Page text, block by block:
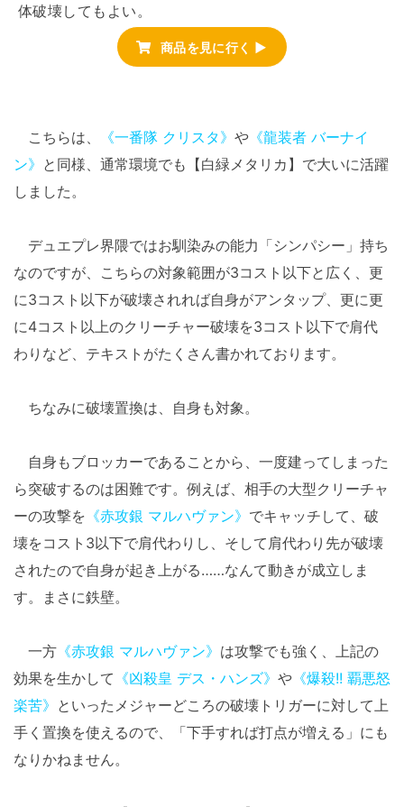
体破壊してもよい。
商品を見に行く ▶
こちらは、 《一番隊 クリスタ》 や 《龍装者 バーナイ
ン》 と同様、通常環境でも【白緑メタリカ】で大いに活躍
しました。
デュエプレ界隈ではお馴染みの能力「シンパシー」持ち
なのですが、こちらの対象範囲が3コスト以下と広く、更
に3コスト以下が破壊されれば自身がアンタップ、更に更
に4コスト以上のクリーチャー破壊を3コスト以下で肩代
わりなど、テキストがたくさん書かれております。
ちなみに破壊置換は、自身も対象。
自身もブロッカーであることから、一度建ってしまった
ら突破するのは困難です。例えば、相手の大型クリーチャ
ーの攻撃を 《赤攻銀 マルハヴァン》 でキャッチして、破
壊をコスト3以下で肩代わりし、そして肩代わり先が破壊
されたので自身が起き上がる……なんて動きが成立しま
す。まさに鉄壁。
一方 《赤攻銀 マルハヴァン》 は攻撃でも強く、上記の
効果を生かして 《凶殺皇 デス・ハンズ》 や 《爆殺!! 覇悪怒
楽苦》 といったメジャーどころの破壊トリガーに対して上
手く置換を使えるので、「下手すれば打点が増える」にも
なりかねません。